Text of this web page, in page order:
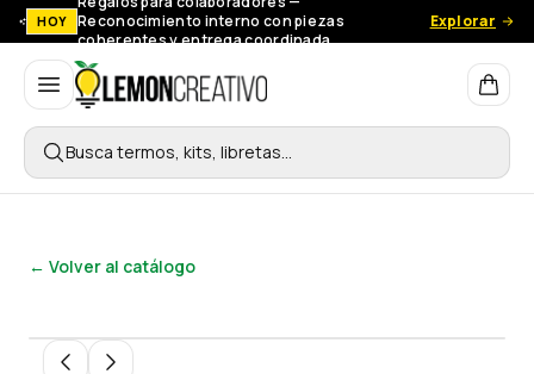
HOY
Reconocimiento interno con piezas
coherentes y entrega coordinada.
Explorar
Lemon Creativo
Busca termos, kits, libretas…
← Volver al catálogo